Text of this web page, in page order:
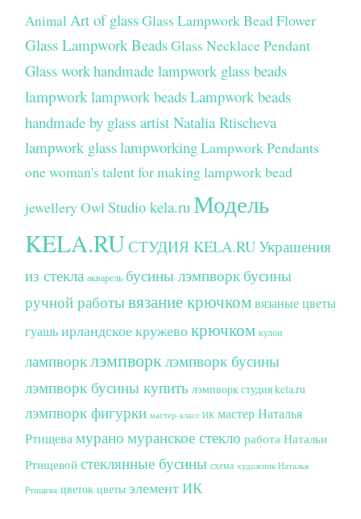
Animal Art of glassGlass Lampwork Bead Flower
Glass Lampwork BeadsGlass Necklace Pendant
Glass workhandmade lampwork glass beads
lampworklampwork beadsLampwork beads
handmade by glass artist Natalia Rtischeva
lampwork glasslampworkingLampwork Pendants
one woman's talent for making lampwork bead
jewelleryOwlStudio kela.ru Модель
KELA.RUСТУДИЯ KELA.RUУкрашения
из стекла акварель бусины лэмпворк бусины
ручной работывязание крючкомвязаные цветы
гуашьирландское кружевокрючком кулон
лампворклэмпворклэмпворк бусины
лэмпворк бусины купить лэмпворк студия kela.ru
лэмпворк фигурки мастер-класс ИК мастер Наталья
Ртищевамурано муранское стекло работа Натальи
Ртищевой стеклянные бусины схема художник Наталья
Ртищева цветок цветы элемент ИК